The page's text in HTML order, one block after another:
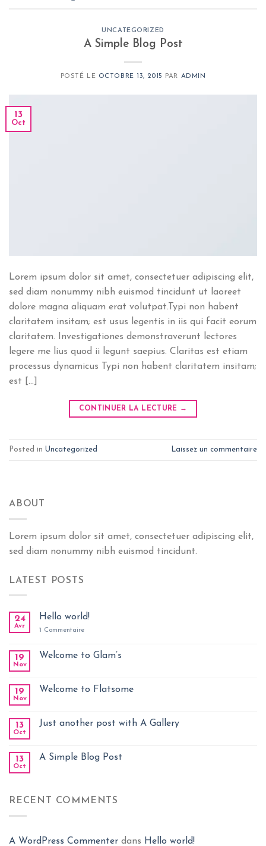
UNCATEGORIZED
A Simple Blog Post
POSTÉ LE OCTOBRE 13, 2015 PAR ADMIN
13
Oct
Lorem ipsum dolor sit amet, consectetuer adipiscing elit,
sed diam nonummy nibh euismod tincidunt ut laoreet
dolore magna aliquam erat volutpat.Typi non habent
claritatem insitam; est usus legentis in iis qui facit eorum
claritatem. Investigationes demonstraverunt lectores
legere me lius quod ii legunt saepius. Claritas est etiam
processus dynamicus Typi non habent claritatem insitam;
est […]
CONTINUER LA LECTURE →
Posted in Uncategorized Laissez un commentaire
ABOUT
Lorem ipsum dolor sit amet, consectetuer adipiscing elit,
sed diam nonummy nibh euismod tincidunt.
LATEST POSTS
24
Avr
Hello world!
1 Commentaire
19
Nov
Welcome to Glam’s
19
Nov
Welcome to Flatsome
13
Oct
Just another post with A Gallery
13
Oct
A Simple Blog Post
RECENT COMMENTS
A WordPress Commenter dans Hello world!